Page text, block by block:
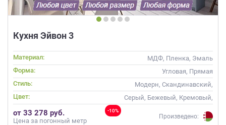
Кухня Эйвон 3
Материал:
МДФ, Пленка, Эмаль
Форма:
Угловая, Прямая
Стиль:
Модерн, Скандинавский,
Неоклассика, Современные
Цвет:
Серый, Бежевый, Кремовый,
Капучино
-10%
от 33 278 руб.
Цена за погонный метр
Произведено: